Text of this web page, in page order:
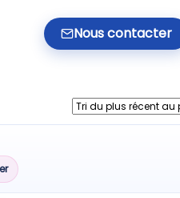
Nous contacter